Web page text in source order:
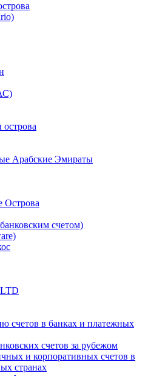
Арабские Эмираты
Острова
счетом)
счетов в банках и платежных
счетов за рубежом
и корпоративных счетов в
странах